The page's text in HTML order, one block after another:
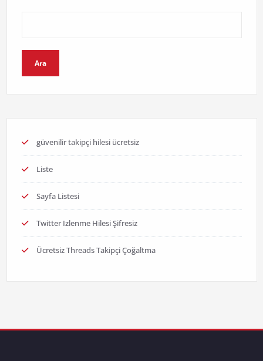
Ara
güvenilir takipçi hilesi ücretsiz
Liste
Sayfa Listesi
Twitter Izlenme Hilesi Şifresiz
Ücretsiz Threads Takipçi Çoğaltma